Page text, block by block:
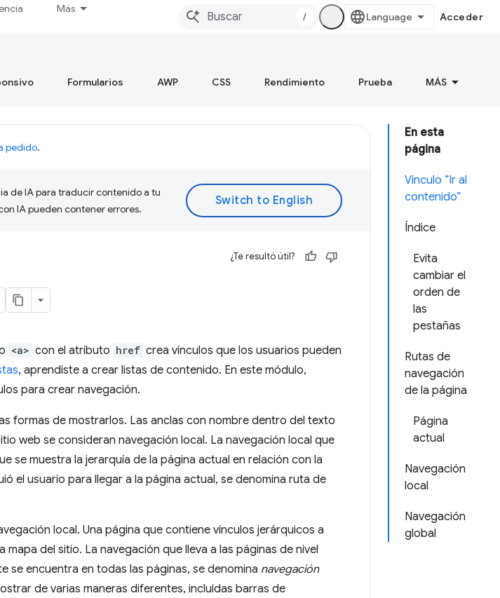
Más
/ Acceder
Formularios AWP CSS Rendimiento Prueba MÁS
En esta
página
Vínculo “Ir al
contenido”
Índice
Evita
cambiar el
orden de
las
pestañas
Rutas de
navegación
de la página
Página
actual
Navegación
local
Navegación
global
pedido.
de IA para traducir contenido a tu
IA pueden contener errores.
¿Te resultó útil?
<a> con el atributo href crea vínculos que los usuarios pueden
, aprendiste a crear listas de contenido. En este módulo,
para crear navegación.
formas de mostrarlos. Las anclas con nombre dentro del texto
web se consideran navegación local. La navegación local que
se muestra la jerarquía de la página actual en relación con la
el usuario para llegar a la página actual, se denomina ruta de
local. Una página que contiene vínculos jerárquicos a
del sitio. La navegación que lleva a las páginas de nivel
se encuentra en todas las páginas, se denomina navegación
de varias maneras diferentes, incluidas barras de